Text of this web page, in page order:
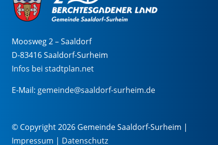
Moosweg 2 – Saaldorf
D-83416 Saaldorf-Surheim
Infos bei stadtplan.net
E-Mail: gemeinde@saaldorf-surheim.de
© Copyright 2026 Gemeinde Saaldorf-Surheim |
Impressum | Datenschutz